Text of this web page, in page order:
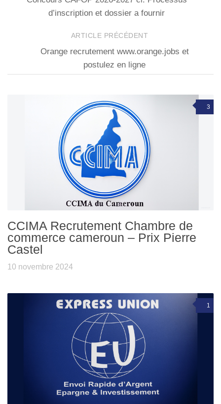
d’inscription et dossier a fournir
ARTICLE PRÉCÉDENT
Orange recrutement www.orange.jobs et
postulez en ligne
3
CCIMA Recrutement Chambre de
commerce cameroun – Prix Pierre
Castel
10 novembre 2024
1